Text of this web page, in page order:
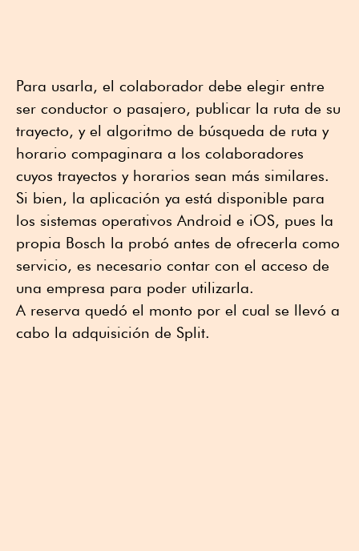
Para usarla, el colaborador debe elegir entre
ser conductor o pasajero, publicar la ruta de su
trayecto, y el algoritmo de búsqueda de ruta y
horario compaginara a los colaboradores
cuyos trayectos y horarios sean más similares.
Si bien, la aplicación ya está disponible para
los sistemas operativos Android e iOS, pues la
propia Bosch la probó antes de ofrecerla como
servicio, es necesario contar con el acceso de
una empresa para poder utilizarla.
A reserva quedó el monto por el cual se llevó a
cabo la adquisición de Split.